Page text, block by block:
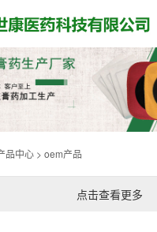
网站首页
关于我们
贴牌加工
OEM产品
品中心 > oem产品
点击查看更多